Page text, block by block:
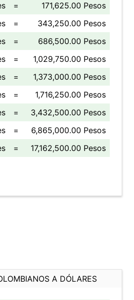
=
171,625.00 Pesos
=
343,250.00 Pesos
=
686,500.00 Pesos
=
1,029,750.00 Pesos
=
1,373,000.00 Pesos
=
1,716,250.00 Pesos
=
3,432,500.00 Pesos
=
6,865,000.00 Pesos
= 17,162,500.00 Pesos
A DÓLARES